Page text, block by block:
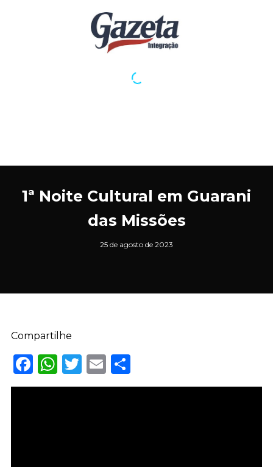
1ª Noite Cultural em Guarani
das Missões
25 de agosto de 2023
Compartilhe
Facebook
WhatsApp
Twitter
EmailShare